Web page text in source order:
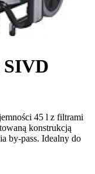
SIVD
45 l z filtrami
konstrukcją
by-pass. Idealny do